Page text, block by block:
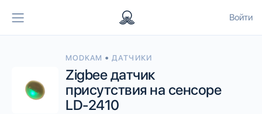
Войти
MODKAM • ДАТЧИКИ
Zigbee датчик
присутствия на сенсоре
LD-2410